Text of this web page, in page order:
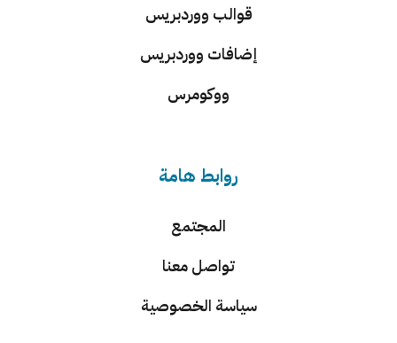
قوالب ووردبريس
إضافات ووردبريس
ووكومرس
روابط هامة
المجتمع
تواصل معنا
سياسة الخصوصية